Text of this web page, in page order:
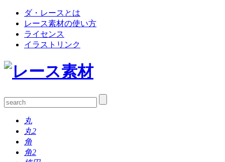
ダ・レースとは
レース素材の使い方
ライセンス
イラストリンク
丸
丸2
角
角2